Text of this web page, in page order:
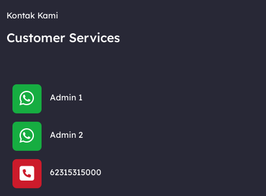
Kontak Kami
Customer Services
Admin 1
Admin 2
62315315000